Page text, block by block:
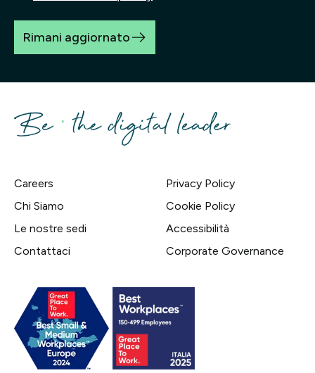
Rimani aggiornato
Careers
Chi Siamo
Le nostre sedi
Contattaci
Privacy Policy
Cookie Policy
Accessibilità
Corporate Governance